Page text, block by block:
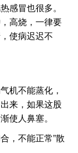
感冒也很多。
高烧，一律要
使病迟迟不
机不能蒸化，
来，如果这股
使人鼻塞。
，不能正常”散